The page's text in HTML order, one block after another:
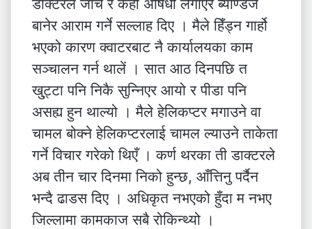
डाक्टरले जाँचे र केही अ‍ौषधी लगाएर ब्याण्डेज
बानेर आराम गर्ने सल्लाह दिए । मैले हिँड्न गार्हो
भएको कारण क्वाटरबाट नै कार्यालयका काम
सञ्चालन गर्न थालें । सात आठ दिनपछि त
खु्ट्टा पनि निकै सुन्निएर आयो र पीडा पनि
असह्य हुन थाल्यो । मैले हेलिकप्टर मगाउने वा
चामल बोक्ने हेलिकप्टरलाई चामल ल्याउने ताकेता
गर्ने विचार गरेको थिएँ । कर्ण थरका ती डाक्टरले
अब तीन चार दिनमा निको हुन्छ, आँत्तिनु पर्दैन
भन्दै ढाडस दिए । अधिकृत नभएको हुँदा म नभए
जिल्लामा कामकाज सबै रोकिन्थ्यो ।